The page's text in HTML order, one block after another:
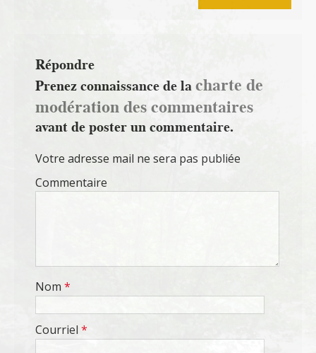
Répondre
Prenez connaissance de lacharte de
modération des commentaires
avant de poster un commentaire.
Votre adresse mail ne sera pas publiée
Commentaire
Nom *
Courriel *